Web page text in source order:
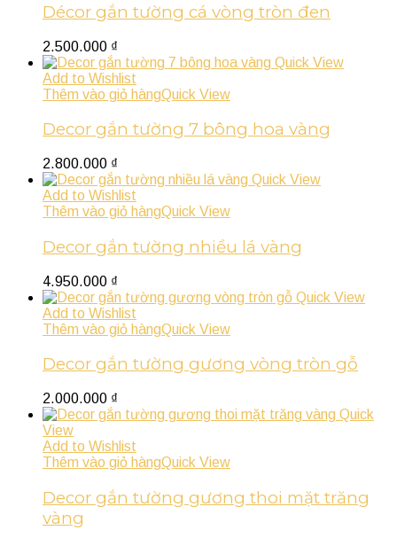
Décor gắn tường cá vòng tròn đen
2.500.000 ₫
Quick View
Add to Wishlist
Thêm vào giỏ hàngQuick View
Decor gắn tường 7 bông hoa vàng
2.800.000 ₫
Quick View
Add to Wishlist
Thêm vào giỏ hàngQuick View
Decor gắn tường nhiều lá vàng
4.950.000 ₫
Quick View
Add to Wishlist
Thêm vào giỏ hàngQuick View
Decor gắn tường gương vòng tròn gỗ
2.000.000 ₫
Quick
View
Add to Wishlist
Thêm vào giỏ hàngQuick View
Decor gắn tường gương thoi mặt trăng
vàng